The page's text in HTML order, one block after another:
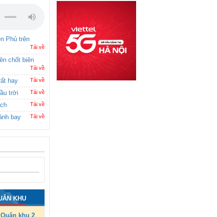
Phủ trên
Tải về
chốt biên
Tải về
hay Tải về
trời Tải về
Tải về
bay Tải về
KHU
Quân khu 2